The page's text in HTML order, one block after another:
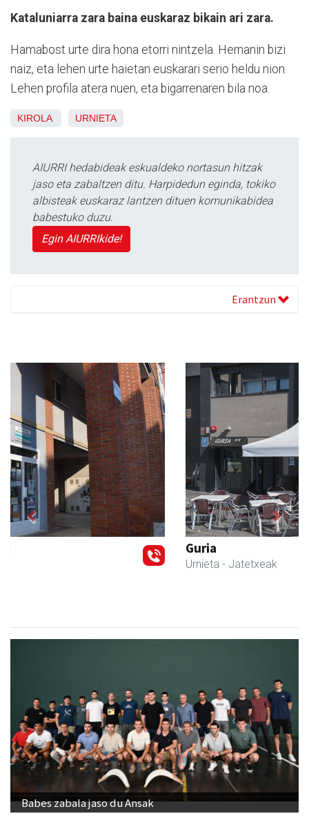
Kataluniarra zara baina euskaraz bikain ari zara.
Hamabost urte dira hona etorri nintzela. Hernanin bizi
naiz, eta lehen urte haietan euskarari serio heldu nion.
Lehen profila atera nuen, eta bigarrenaren bila noa.
KIROLA URNIETA
AIURRI hedabideak eskualdeko nortasun hitzak
jaso eta zabaltzen ditu. Harpidedun eginda, tokiko
albisteak euskaraz lantzen dituen komunikabidea
babestuko duzu.
Egin AIURRIkide!
Erantzun
Previous Next
Babes zabala jaso du Ansak